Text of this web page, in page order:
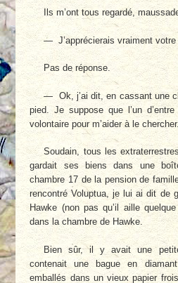
Ils m’ont tous regardé,
— J’apprécierais vraiment
Pas de réponse.
— Ok, j’ai dit, en cassant une
pied. Je suppose que l’un
volontaire pour m’aider à le chercher.
Soudain, tous les
gardait ses biens dans une
chambre 17 de la pension de
rencontré Voluptua, je lui ai dit de
Hawke (non pas qu’il aille
dans la chambre de Hawke.
Bien sûr, il y avait une
contenait une bague en
emballés dans un vieux papier